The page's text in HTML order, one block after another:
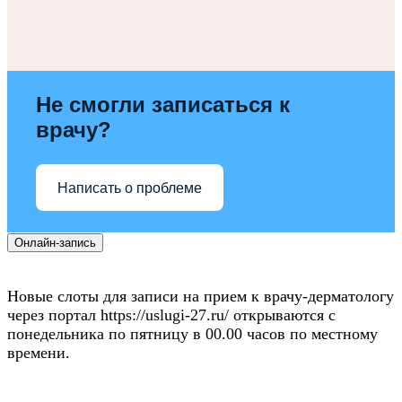
Не смогли записаться к
врачу?
Написать о проблеме
Онлайн-запись
Новые слоты для записи на прием к врачу-дерматологу
через портал https://uslugi-27.ru/ открываются с
понедельника по пятницу в 00.00 часов по местному
времени.